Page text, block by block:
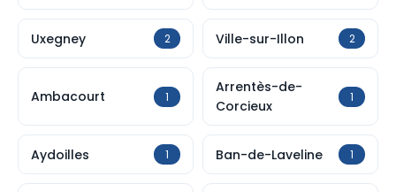
Uxegney 2 Ville-sur-Illon 2
Ambacourt 1
Arrentès-de-
Corcieux
1
Aydoilles 1 Ban-de-Laveline 1